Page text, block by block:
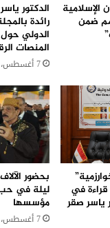
الإسلامية
ضمن
الدكتور
رائدة
الدولي
المنصات
7 أغسطس، 2026
في
ياسر صقر
بحضور
ليلة في
مؤسسها
7 أغسطس، 2026